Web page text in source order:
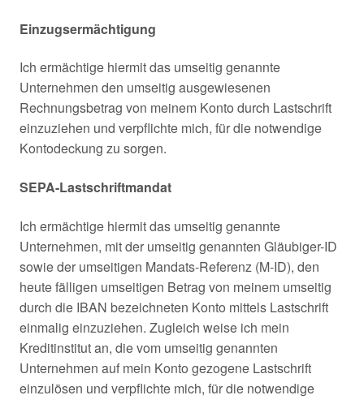
Einzugsermächtigung
Ich ermächtige hiermit das umseitig genannte
Unternehmen den umseitig ausgewiesenen
Rechnungsbetrag von meinem Konto durch Lastschrift
einzuziehen und verpflichte mich, für die notwendige
Kontodeckung zu sorgen.
SEPA-Lastschriftmandat
Ich ermächtige hiermit das umseitig genannte
Unternehmen, mit der umseitig genannten Gläubiger-ID
sowie der umseitigen Mandats-Referenz (M-ID), den
heute fälligen umseitigen Betrag von meinem umseitig
durch die IBAN bezeichneten Konto mittels Lastschrift
einmalig einzuziehen. Zugleich weise ich mein
Kreditinstitut an, die vom umseitig genannten
Unternehmen auf mein Konto gezogene Lastschrift
einzulösen und verpflichte mich, für die notwendige